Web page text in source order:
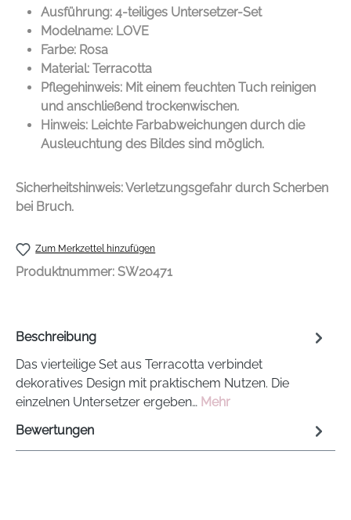
Ausführung: 4-teiliges Untersetzer-Set
Modelname: LOVE
Farbe: Rosa
Material: Terracotta
Pflegehinweis: Mit einem feuchten Tuch reinigen
und anschließend trockenwischen.
Hinweis: Leichte Farbabweichungen durch die
Ausleuchtung des Bildes sind möglich.
Sicherheitshinweis:Verletzungsgefahr durch Scherben
bei Bruch.
Zum Merkzettel hinzufügen
Produktnummer: SW20471
Beschreibung
Das vierteilige Set aus Terracotta verbindet
dekoratives Design mit praktischem Nutzen. Die
einzelnen Untersetzer ergeben… Mehr
Bewertungen